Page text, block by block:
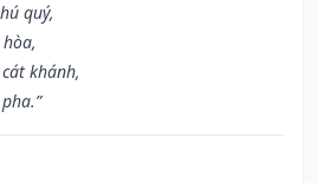
quý,
khánh,